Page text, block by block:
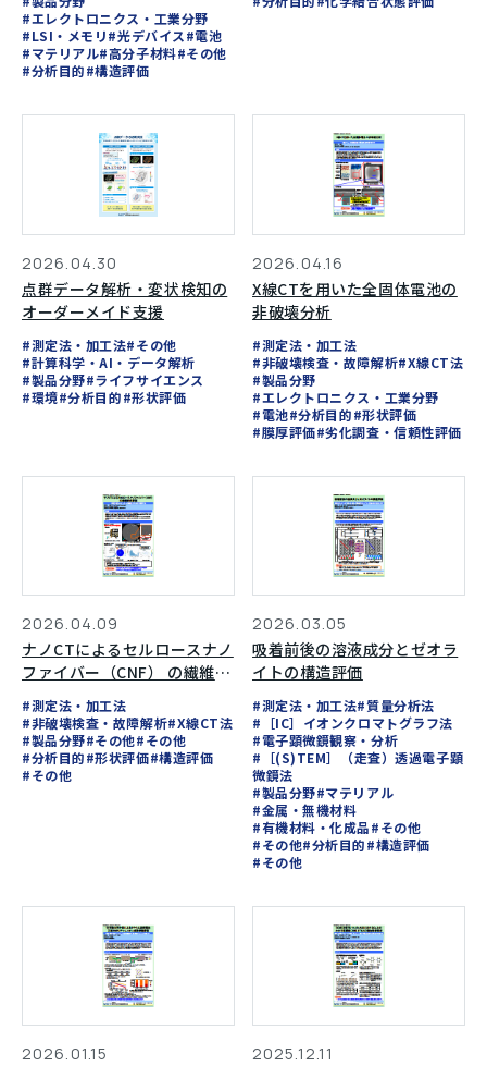
#エレクトロニクス・工業分野
#LSI・メモリ#光デバイス#電池
#マテリアル#高分子材料#その他
#分析目的#構造評価
2026.04.30
点群データ解析・変状検知の
オーダーメイド支援
#測定法・加工法#その他
#計算科学・AI・データ解析
#製品分野#ライフサイエンス
#環境#分析目的#形状評価
2026.04.16
X線CTを用いた全固体電池の
非破壊分析
#測定法・加工法
#非破壊検査・故障解析#X線CT法
#製品分野
#エレクトロニクス・工業分野
#電池#分析目的#形状評価
#膜厚評価#劣化調査・信頼性評価
2026.04.09
ナノCTによるセルロースナノ
ファイバー（CNF） の繊維配
向評価
#測定法・加工法
#非破壊検査・故障解析#X線CT法
#製品分野#その他#その他
#分析目的#形状評価#構造評価
#その他
2026.03.05
吸着前後の溶液成分とゼオラ
イトの構造評価
#測定法・加工法#質量分析法
#［IC］イオンクロマトグラフ法
#電子顕微鏡観察・分析
#［(S)TEM］（走査）透過電子顕
微鏡法
#製品分野#マテリアル
#金属・無機材料
#有機材料・化成品#その他
#その他#分析目的#構造評価
#その他
2026.01.15 2025.12.11